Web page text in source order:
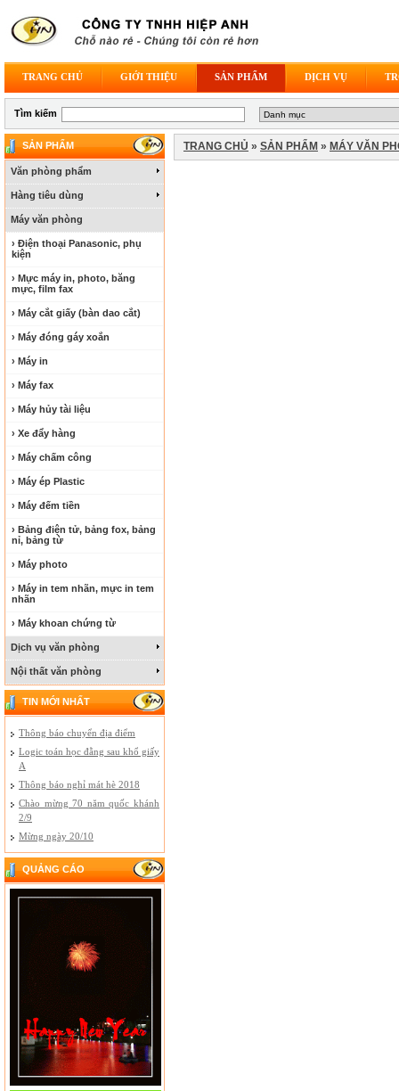
TRANG CHỦ GIỚI THIỆU SẢN PHẨM DỊCH VỤ
Tìm kiếm
SẢN PHẨM
Văn phòng phẩm
Hàng tiêu dùng
Máy văn phòng
› Điện thoại Panasonic, phụ
kiện
› Mực máy in, photo, băng
mực, film fax
› Máy cắt giấy (bàn dao cắt)
› Máy đóng gáy xoắn
› Máy in
› Máy fax
› Máy hủy tài liệu
› Xe đẩy hàng
› Máy chấm công
› Máy ép Plastic
› Máy đếm tiền
› Bảng điện tử, bảng fox, bảng
nỉ, bảng từ
› Máy photo
› Máy in tem nhãn, mực in tem
nhãn
› Máy khoan chứng từ
Dịch vụ văn phòng
Nội thất văn phòng
TIN MỚI NHẤT
Thông báo chuyển địa điểm
Logic toán học đằng sau khổ giấy
A
Thông báo nghỉ mát hè 2018
Chào mừng 70 năm quốc khánh
2/9
Mừng ngày 20/10
QUẢNG CÁO
TRANG CHỦ » SẢN PHẨM » MÁY VĂN